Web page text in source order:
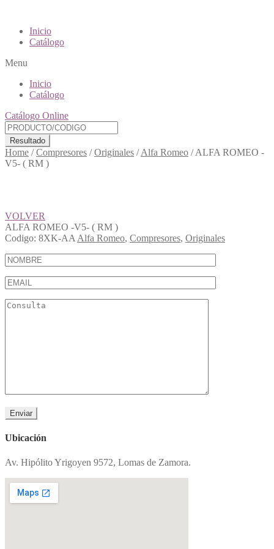
Inicio
Catálogo
Menu
Inicio
Catálogo
Catálogo Online
Resultado
Home /Compresores /Originales /Alfa Romeo /ALFA ROMEO -
V5- ( RM )
VOLVER
ALFA ROMEO -V5- ( RM )
Codigo: 8XK-AA Alfa Romeo, Compresores, Originales
Ubicación
Av. Hipólito Yrigoyen 9572, Lomas de Zamora.